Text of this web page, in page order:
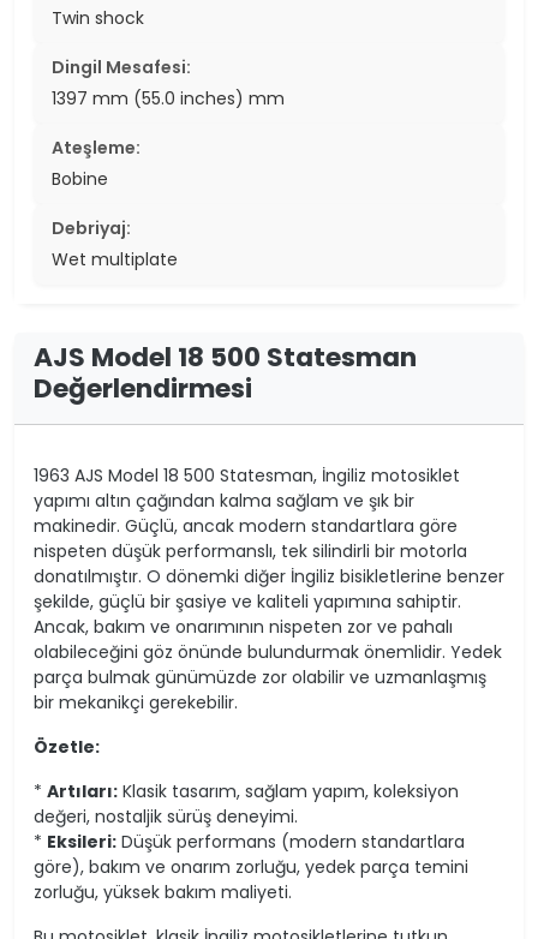
Twin shock
Dingil Mesafesi:
1397 mm (55.0 inches) mm
Ateşleme:
Bobine
Debriyaj:
Wet multiplate
AJS Model 18 500 Statesman
Değerlendirmesi
1963 AJS Model 18 500 Statesman, İngiliz motosiklet
yapımı altın çağından kalma sağlam ve şık bir
makinedir. Güçlü, ancak modern standartlara göre
nispeten düşük performanslı, tek silindirli bir motorla
donatılmıştır. O dönemki diğer İngiliz bisikletlerine benzer
şekilde, güçlü bir şasiye ve kaliteli yapımına sahiptir.
Ancak, bakım ve onarımının nispeten zor ve pahalı
olabileceğini göz önünde bulundurmak önemlidir. Yedek
parça bulmak günümüzde zor olabilir ve uzmanlaşmış
bir mekanikçi gerekebilir.
Özetle:
* Artıları: Klasik tasarım, sağlam yapım, koleksiyon
değeri, nostaljik sürüş deneyimi.
* Eksileri: Düşük performans (modern standartlara
göre), bakım ve onarım zorluğu, yedek parça temini
zorluğu, yüksek bakım maliyeti.